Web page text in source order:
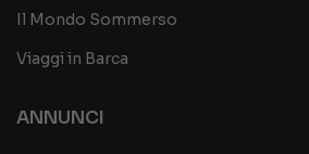
Il Mondo Sommerso
Viaggi in Barca
ANNUNCI